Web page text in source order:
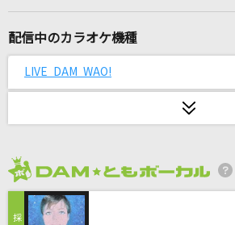
怪獣の花唄
夢を信じて
X JAPAN (X)
配信中のカラオケ機種
LIVE DAM WAO!